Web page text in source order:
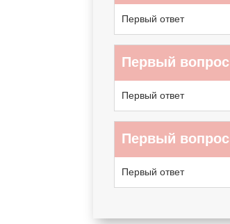
Первый ответ
Первый вопрос
Первый ответ
Первый вопрос
Первый ответ